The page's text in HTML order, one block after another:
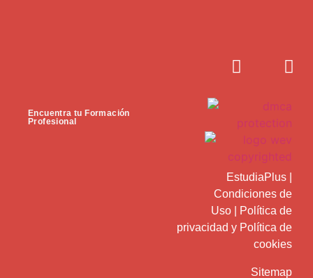
Encuentra tu Formación
Profesional
EstudiaPlus
Condiciones de
Uso
Política de
privacidad y Política de
cookies
Sitemap